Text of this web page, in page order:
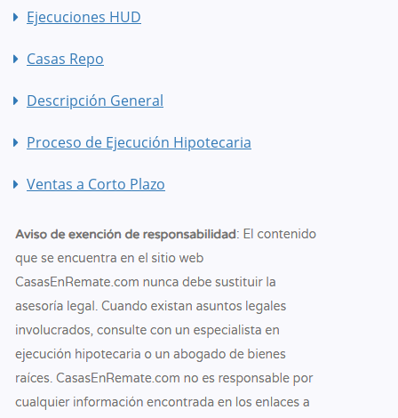
Ejecuciones HUD
Casas Repo
Descripción General
Proceso de Ejecución Hipotecaria
Ventas a Corto Plazo